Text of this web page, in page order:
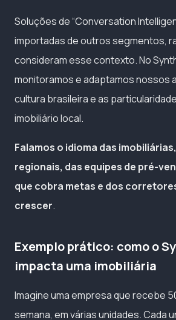
Soluções de “Conversation
importadas de outros segmentos,
consideram esse contexto. No
monitoramos e adaptamos nossos
cultura brasileira e as
imobiliário local.
Falamos o idioma das
regionais, das equipes de pré-
que cobra metas e dos
crescer.
Exemplo prático: como o
impacta uma imobiliária
Imagine uma empresa que recebe
semana, em várias unidades. Cada